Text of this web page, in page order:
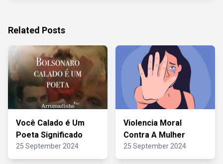
Related Posts
Você Calado é Um
Poeta Significado
25 September 2024
Violencia Moral
Contra A Mulher
25 September 2024